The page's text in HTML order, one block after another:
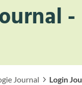
Journal Login